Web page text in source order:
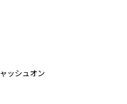
ッシュオン